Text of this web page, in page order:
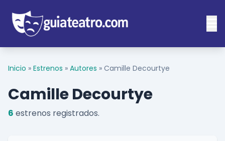
Inicio » Estrenos » Autores » Camille Decourtye
Camille Decourtye
6 estrenos registrados.